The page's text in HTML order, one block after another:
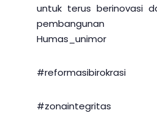
untuk terus berinovasi
pembangunan
Humas_unimor
#reformasibirokrasi
#zonaintegritas